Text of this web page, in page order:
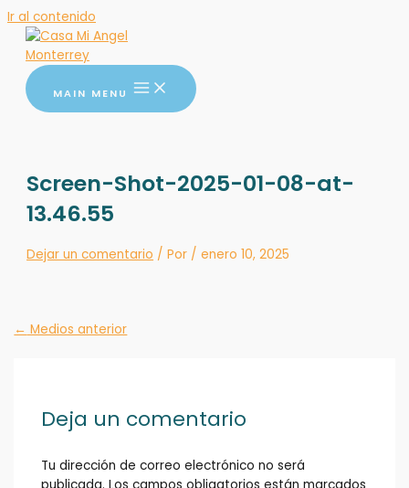
Ir al contenido
MAIN MENU
Screen-Shot-2025-01-08-at-
13.46.55
Dejar un comentario / Por /enero 10, 2025
← Medios anterior
Deja un comentario
Tu dirección de correo electrónico no será